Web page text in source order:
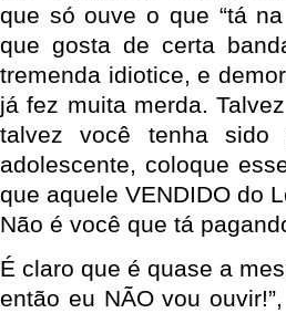
que só ouve o que “tá
que gosta de certa
tremenda idiotice, e
já fez muita merda.
talvez você tenha
adolescente, coloque
que aquele VENDIDO do
Não é você que tá
É claro que é quase a
então eu NÃO vou